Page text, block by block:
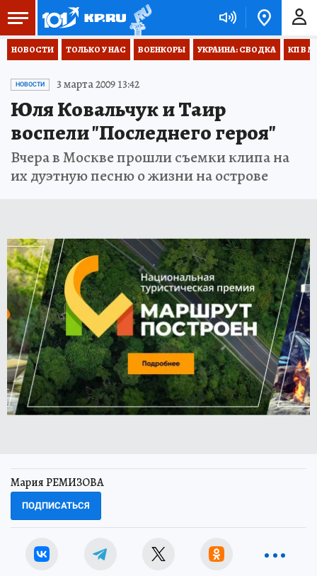
НОВОСТИ ТОЛЬКО У НАС ВОЕНКОРЫ УКРАИНА: СВОДКА КП В
НОВОСТИ 3 марта 2009 13:42
Юля Ковальчук и Таир
воспели "Последнего героя"
Вчера в Москве прошли съемки клипа на
их дуэтную песню о жизни на острове
Мария РЕМИЗОВА
ПОДПИСАТЬСЯ